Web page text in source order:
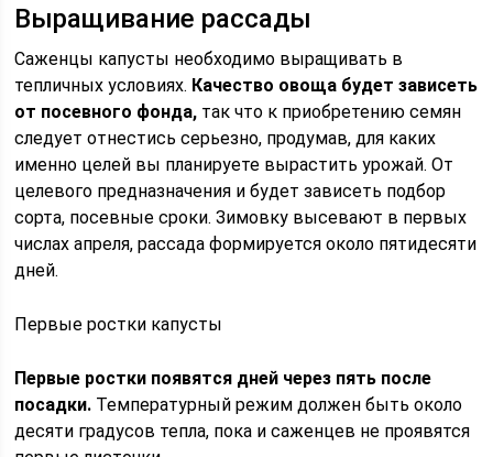
Выращивание рассады
Саженцы капусты необходимо выращивать в
тепличных условиях. Качество овоща будет зависеть
от посевного фонда, так что к приобретению семян
следует отнестись серьезно, продумав, для каких
именно целей вы планируете вырастить урожай. От
целевого предназначения и будет зависеть подбор
сорта, посевные сроки. Зимовку высевают в первых
числах апреля, рассада формируется около пятидесяти
дней.
Первые ростки капусты
Первые ростки появятся дней через пять после
посадки. Температурный режим должен быть около
десяти градусов тепла, пока и саженцев не проявятся